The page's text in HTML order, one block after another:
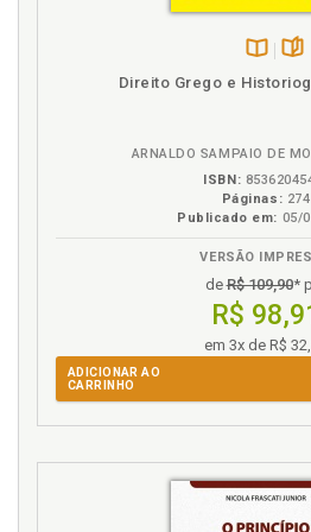
Direito. Verdade e humildade
Doutrina. Os grandes
Ensino. Método do ensino do
Ensino. Método do ensino e
Fatos. Direito e os fatos, p. 69
Direito Grego e
ARNALDO SAMPAIO DE
ISBN:
Páginas: 274
Publicado em: 05/
VERSÃO
deR$ 109,90*
R$
em 3x de R$
ADICIONAR AO
CARRINHO